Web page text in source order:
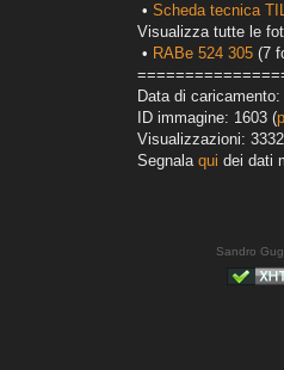
• Scheda tecnica
Visualizza tutte le
• RABe 524 305 (7
Data di
ID immagine: 1603 (
Visualizzazioni: 3332
Segnala qui dei dati
Sandro